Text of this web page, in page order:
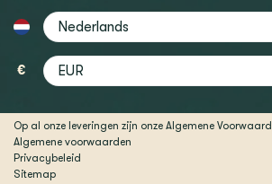
€
Op al onze leveringen zijn onze Algemene
Algemene voorwaarden
Privacybeleid
Sitemap